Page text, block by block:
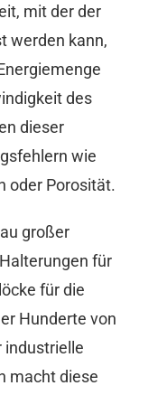
mit der der
werden kann,
des
dieser
wie
oder Porosität.
großer
für
für die
Hunderte von
industrielle
macht diese